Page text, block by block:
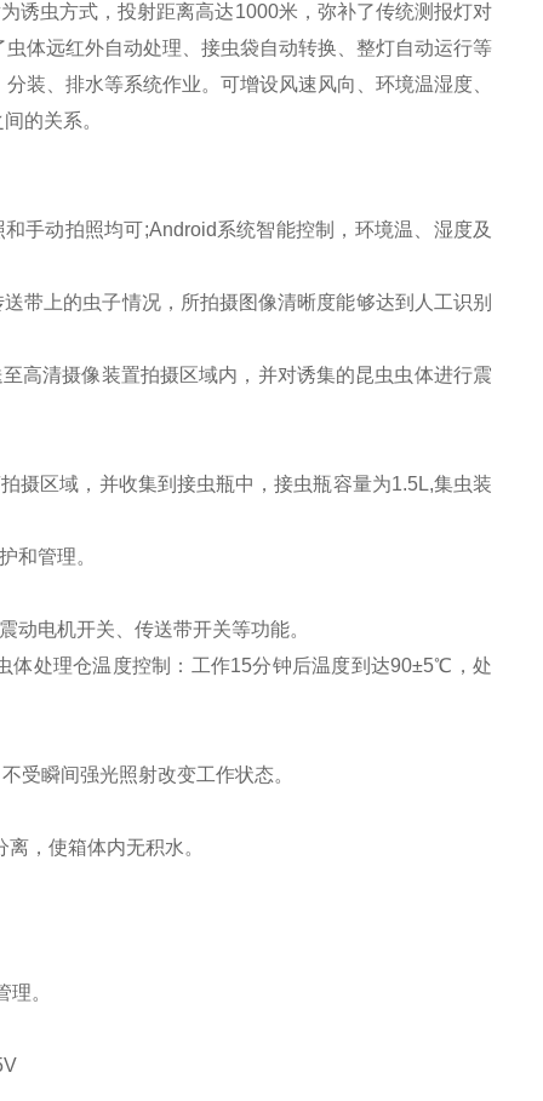
诱虫方式，投射距离高达1000米，弥补了传统测报灯对
体远红外自动处理、接虫袋自动转换、整灯自动运行等
装、排水等系统作业。可增设风速风向、环境温湿度、
的关系。
手动拍照均可;Android系统智能控制，环境温、湿度及
带上的虫子情况，所拍摄图像清晰度能够达到人工识别
高清摄像装置拍摄区域内，并对诱集的昆虫虫体进行震
摄区域，并收集到接虫瓶中，接虫瓶容量为1.5L,集虫装
和管理。
动电机开关、传送带开关等功能。
体处理仓温度控制：工作15分钟后温度到达90±5℃，处
受瞬间强光照射改变工作状态。
，使箱体内无积水。
。